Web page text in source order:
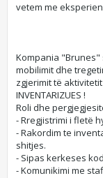
vetem me
Kompania "Brunes"
mobilimit dhe
zgjerimit të
INVENTARIZUES !
Roli dhe
- Rregjistrimi i fletë
- Rakordim te
shitjes.
- Sipas kerkeses
- Komunikimi me